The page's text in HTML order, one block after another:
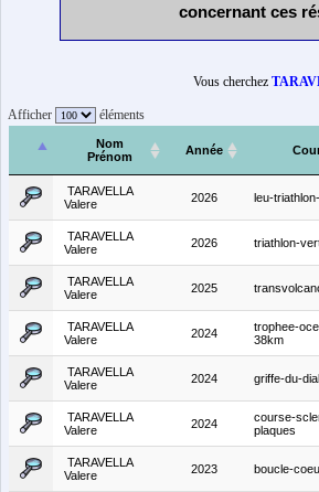
concernant ces
Vous cherchez
Afficher éléments
Nom
Prénom
Année
TARAVELLA
Valere
2026 leu-
TARAVELLA
Valere
2026 triathlon-
TARAVELLA
Valere
2025
TARAVELLA
Valere
2024
trophee-
38km
TARAVELLA
Valere
2024 griffe-du-
TARAVELLA
Valere
2024
course-
plaques
TARAVELLA
Valere
2023 boucle-